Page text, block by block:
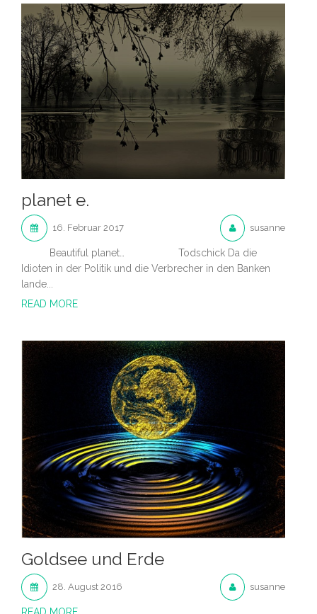
planet e.
16. Februar 2017 susanne
Beautiful planet… Todschick Da die
Idioten in der Politik und die Verbrecher in den Banken
lande...
READ MORE
Goldsee und Erde
28. August 2016 susanne